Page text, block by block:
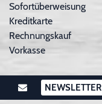
Sofortüberweisung
Kreditkarte
Rechnungskauf
Vorkasse
NEWSLETTER